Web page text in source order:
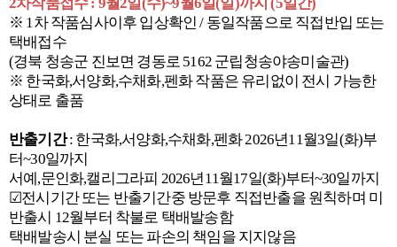
※ 1차 작품심사이후 입상확인/ 동일작품으로 직접반입 또는
택배접수
(경북 청송군 진보면 경동로 5162 군립청송야송미술관)
※ 한국화,서양화,수채화,펜화 작품은 유리없이 전시 가능한
상태로 출품
반출기간 : 한국화,서양화,수채화,펜화2026년11월3일(화)부
터~30일까지
서예,문인화,캘리그라피 2026년11월17일(화)부터~30일까지
☑전시기간 또는 반출기간중 방문후 직접반출을 원칙하며 미
반출시 12월부터 착불로 택배발송함
택배발송시 분실 또는 파손의 책임을 지지않음